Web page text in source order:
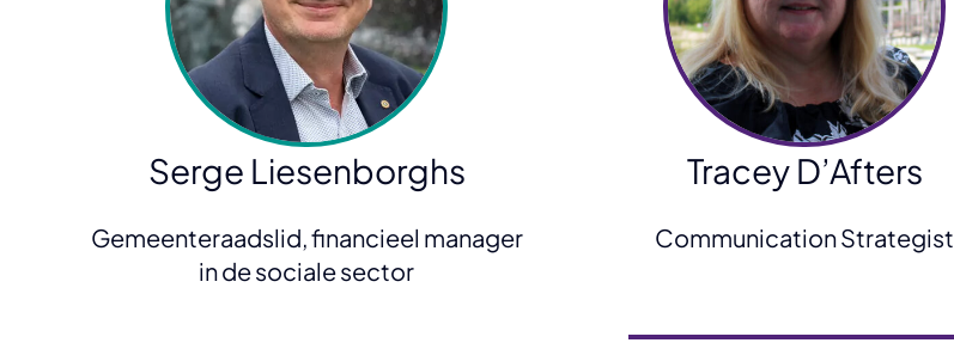
Serge Liesenborghs
Gemeenteraadslid, financieel manager
in de sociale sector
Tracey D’Afters
Communication Strategist